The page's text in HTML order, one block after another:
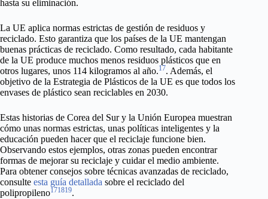
hasta su eliminación.
La UE aplica normas estrictas de gestión de residuos y
reciclado. Esto garantiza que los países de la UE mantengan
buenas prácticas de reciclado. Como resultado, cada habitante
de la UE produce muchos menos residuos plásticos que en
otros lugares, unos 114 kilogramos al año.17. Además, el
objetivo de la Estrategia de Plásticos de la UE es que todos los
envases de plástico sean reciclables en 2030.
Estas historias de Corea del Sur y la Unión Europea muestran
cómo unas normas estrictas, unas políticas inteligentes y la
educación pueden hacer que el reciclaje funcione bien.
Observando estos ejemplos, otras zonas pueden encontrar
formas de mejorar su reciclaje y cuidar el medio ambiente.
Para obtener consejos sobre técnicas avanzadas de reciclado,
consulte esta guía detallada sobre el reciclado del
polipropileno171819.